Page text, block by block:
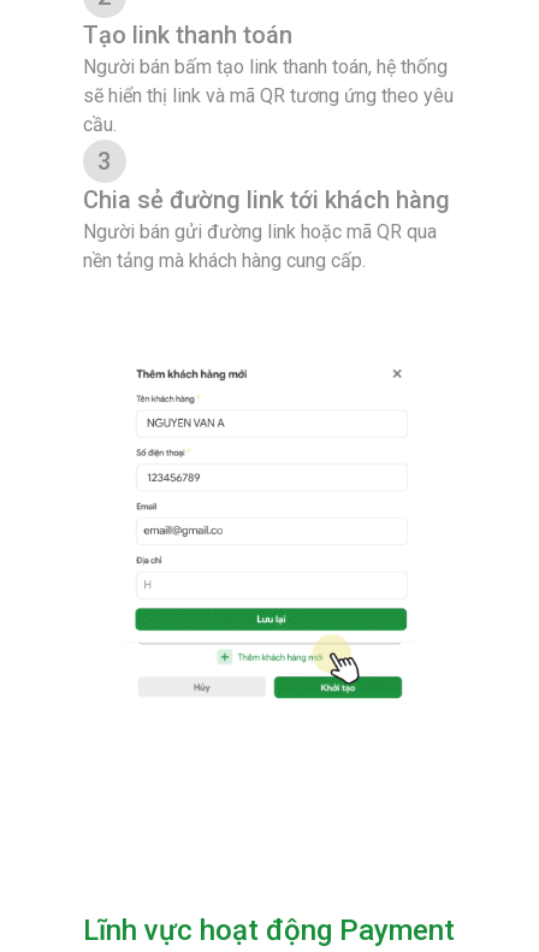
Tạo link thanh toán
Người bán bấm tạo link thanh toán, hệ thống
sẽ hiển thị link và mã QR tương ứng theo yêu
cầu.
3
Chia sẻ đường link tới khách hàng
Người bán gửi đường link hoặc mã QR qua
nền tảng mà khách hàng cung cấp.
Lĩnh vực hoạt động Payment